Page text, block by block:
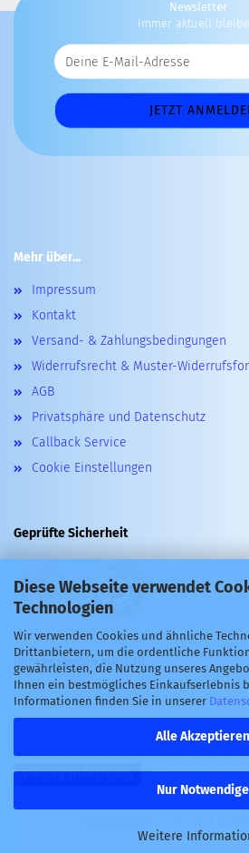
Diese Webseite verwendet
Technologien
Wir verwenden Cookies und ähnliche
Drittanbietern, um die ordentliche
gewährleisten, die Nutzung unseres
Ihnen ein bestmögliches Einkaufserlebnis
Informationen finden Sie in unserer
Alle Akzeptieren
Nur Notwendige
Weitere
Newsletter
Immer aktuell
Mehr über...
Impressum
Kontakt
Versand- & Zahlungsbedingungen
Widerrufsrecht & Muster-
AGB
Privatsphäre und Datenschutz
Callback Service
Cookie Einstellungen
Geprüfte Sicherheit
Wir versenden mit: DHL
Vertrag widerrufen